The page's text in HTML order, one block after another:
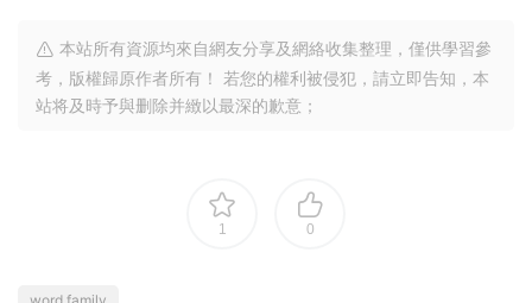
本站所有資源均來自網友分享及網絡收集整理，僅供學習參
考，版權歸原作者所有！ 若您的權利被侵犯，請立即告知，本
站将及時予與删除并緻以最深的歉意；
1 0